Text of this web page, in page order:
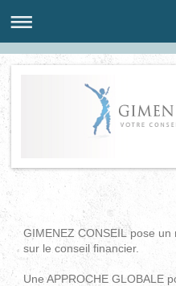
GIMENEZ CONSEILpose un
sur le conseil financier.
Une APPROCHE GLOBALE